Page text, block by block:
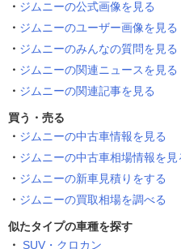
ジムニーの公式画像を見る
ジムニーのユーザー画像を見る
ジムニーのみんなの質問を見る
ジムニーの関連ニュースを見る
ジムニーの関連記事を見る
買う・売る
ジムニーの中古車情報を見る
ジムニーの中古車相場情報を見
ジムニーの新車見積りをする
ジムニーの買取相場を調べる
似たタイプの車種を探す
SUV・クロカン